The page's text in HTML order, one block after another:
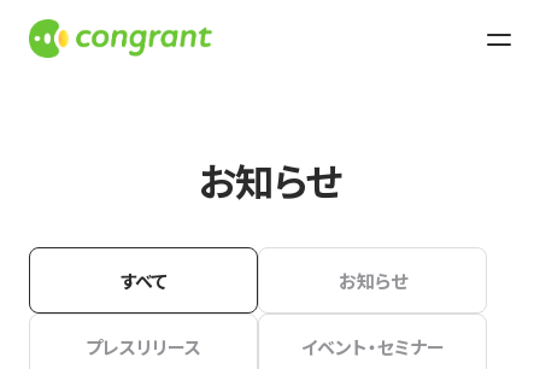
お知らせ
すべて お知らせ
プレスリリース イベント・セミナー